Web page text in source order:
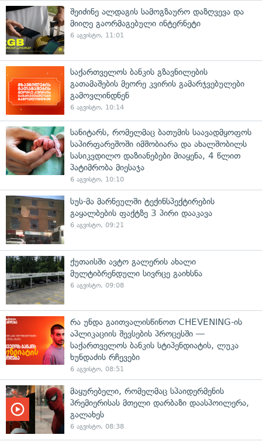
შეიძინე ალდაგის სამოგზაურო დაზღვევა და
მიიღე გაორმაგებული ინტერნეტი
6 აგვისტო, 11:01
საქართველოს ბანკის გზავნილების
გათამაშების მეორე კვირის გამარჯვებულები
გამოვლინდნენ
6 აგვისტო, 10:14
სანიტარს, რომელმაც ბათუმის საავადმყოფოს
საპირფარეშოში იმშობიარა და ახალშობილს
სასიკვდილო დაზიანებები მიაყენა, 4 წლით
პატიმრობა მიესაჯა
6 აგვისტო, 10:10
სუს-მა მარნეულში ტექინსპექტირების
გაყალბების ფაქტზე 3 პირი დააკავა
6 აგვისტო, 09:21
ქუთაისში ავტო გალერის ახალი
მულტიბრენდული სივრცე გაიხსნა
6 აგვისტო, 09:08
რა უნდა გაითვალისწინოთ CHEVENING-ის
აპლიკაციის შევსების პროცესში —
საქართველოს ბანკის სტიპენდიატის, ლუკა
ხუნდაძის რჩევები
6 აგვისტო, 08:51
მაყურებელი, რომელმაც სპაიდერმენის
პრემიერისას მთელი დარბაზი დაასპოილერა,
გალახეს
6 აგვისტო, 08:38